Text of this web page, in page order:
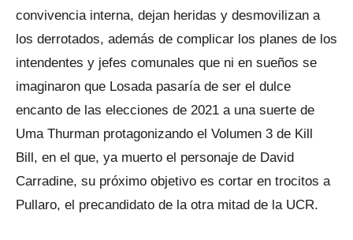
convivencia interna, dejan heridas y desmovilizan a
los derrotados, además de complicar los planes de los
intendentes y jefes comunales que ni en sueños se
imaginaron que Losada pasaría de ser el dulce
encanto de las elecciones de 2021 a una suerte de
Uma Thurman protagonizando el Volumen 3 de Kill
Bill, en el que, ya muerto el personaje de David
Carradine, su próximo objetivo es cortar en trocitos a
Pullaro, el precandidato de la otra mitad de la UCR.